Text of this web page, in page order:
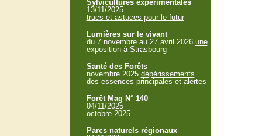
Sylvicultures expérimentales
13/11/2025
trucs et astuces pour le futur
Lumières sur le vivant
du 7 novembre au 27 avril 2026 une
exposition à Strasbourg
Santé des Forêts
novembre 2025 dépérissements
des essences principales et alertes
Forêt Mag N° 140
04/11/2025
octobre 2025
Parcs naturels régionaux